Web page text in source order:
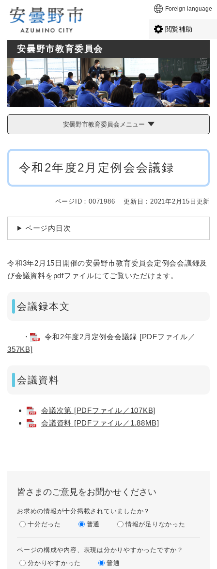
メニューを飛ばして本文へ Foreign language
閲覧補助
安曇野市教育委員会
安曇野市教育委員会メニュー
本
令和2年度2月定例会会議録
ページID：0071986 更新日：2021年2月15日更新
ページ内目次
令和3年2月15日開催の安曇野市教育委員会定例会会議録及
び会議資料をpdfファイルにてご覧いただけます。
会議録本文
・
令和2年度2月定例会会議録 [PDFファイル／
357KB]
会議資料
会議次第 [PDFファイル／107KB]
会議資料 [PDFファイル／1.88MB]
皆さまのご意見をお聞かせください
お求めの情報が十分掲載されていましたか？
十分だった
普通 情報が足りなかった
ページの構成や内容、表現は分かりやすかったですか？
分かりやすかった
普通